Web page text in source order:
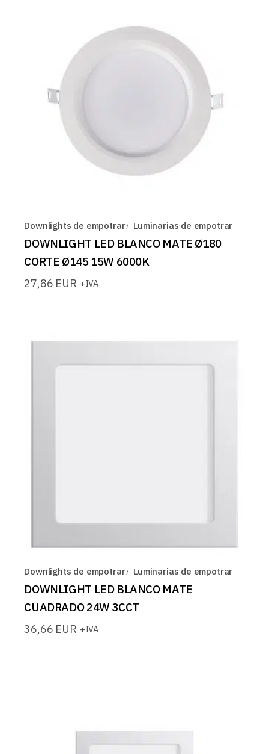
Downlights de empotrar Luminarias de empotrar
DOWNLIGHT LED BLANCO MATE Ø180
CORTE Ø145 15W 6000K
27,86 EUR +IVA
Downlights de empotrar Luminarias de empotrar
DOWNLIGHT LED BLANCO MATE
CUADRADO 24W 3CCT
36,66 EUR +IVA